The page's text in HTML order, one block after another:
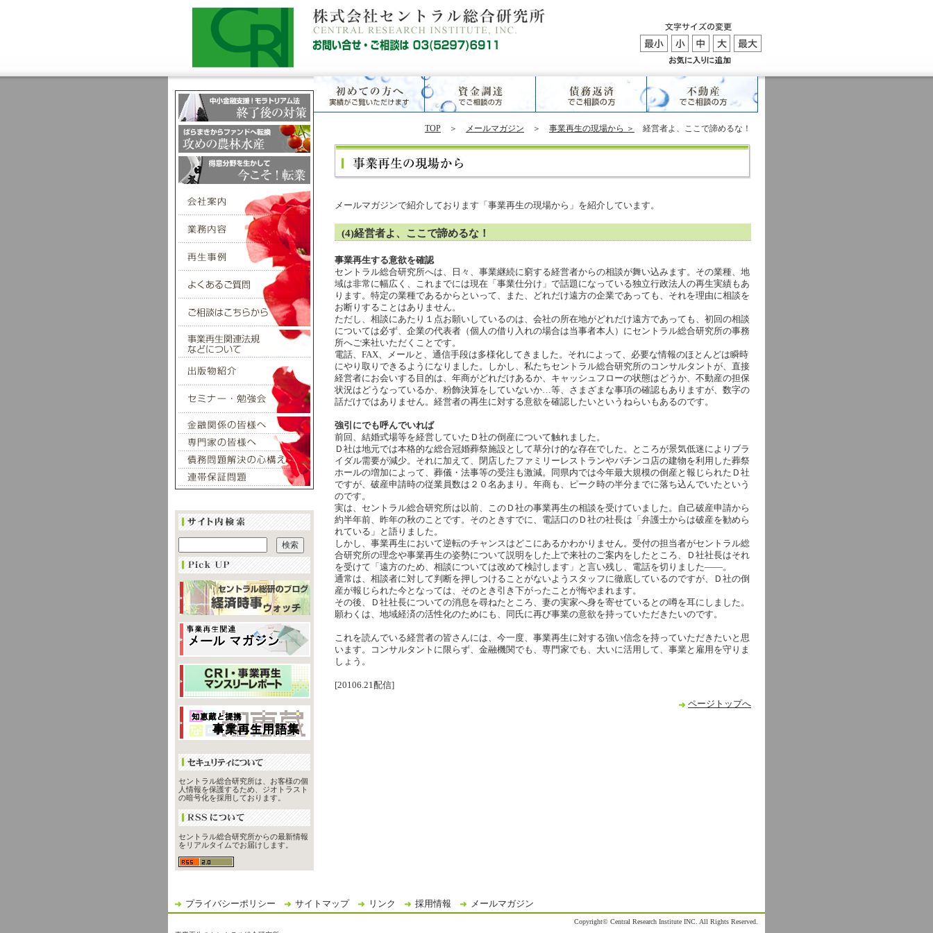
TOP ＞ メールマガジン ＞ 事業再生の現場から ＞ 経営者よ、ここで諦めるな！
メールマガジンで紹介しております「事業再生の現場から」を紹介しています。
(4)経営者よ、ここで諦めるな！
事業再生する意欲を確認
セントラル総合研究所へは、日々、事業継続に窮する経営者からの相談が舞い込みます。その業種、地
域は非常に幅広く、これまでには現在「事業仕分け」で話題になっている独立行政法人の再生実績もあ
ります。特定の業種であるからといって、また、どれだけ遠方の企業であっても、それを理由に相談を
お断りすることはありません。
ただし、相談にあたり１点お願いしているのは、会社の所在地がどれだけ遠方であっても、初回の相談
については必ず、企業の代表者（個人の借り入れの場合は当事者本人）にセントラル総合研究所の事務
所へご来社いただくことです。
電話、FAX、メールと、通信手段は多様化してきました。それによって、必要な情報のほとんどは瞬時
にやり取りできるようになりました。しかし、私たちセントラル総合研究所のコンサルタントが、直接
経営者にお会いする目的は、年商がどれだけあるか、キャッシュフローの状態はどうか、不動産の担保
状況はどうなっているか、粉飾決算をしていないか…等、さまざまな事項の確認もありますが、数字の
話だけではありません。経営者の再生に対する意欲を確認したいというねらいもあるのです。
強引にでも呼んでいれば
前回、結婚式場等を経営していたＤ社の倒産について触れました。
Ｄ社は地元では本格的な総合冠婚葬祭施設として草分け的な存在でした。ところが景気低迷によりブラ
イダル需要が減少。それに加えて、閉店したファミリーレストランやパチンコ店の建物を利用した葬祭
ホールの増加によって、葬儀・法事等の受注も激減。同県内では今年最大規模の倒産と報じられたＤ社
ですが、破産申請時の従業員数は２０名あまり。年商も、ピーク時の半分までに落ち込んでいたという
のです。
実は、セントラル総合研究所は以前、このＤ社の事業再生の相談を受けていました。自己破産申請から
約半年前、昨年の秋のことです。そのときすでに、電話口のＤ社の社長は「弁護士からは破産を勧めら
れている」と語りました。
しかし、事業再生において逆転のチャンスはどこにあるかわかりません。受付の担当者がセントラル総
合研究所の理念や事業再生の姿勢について説明をした上で来社のご案内をしたところ、Ｄ社社長はそれ
を受けて「遠方のため、相談については改めて検討します」と言い残し、電話を切りました――。
通常は、相談者に対して判断を押しつけることがないようスタッフに徹底しているのですが、Ｄ社の倒
産が報じられた今となっては、そのとき引き下がったことが悔やまれます。
その後、Ｄ社社長についての消息を尋ねたところ、妻の実家へ身を寄せているとの噂を耳にしました。
願わくは、地域経済の活性化のためにも、同氏に再び事業の意欲を持っていただきたいのです。
これを読んでいる経営者の皆さんには、今一度、事業再生に対する強い信念を持っていただきたいと思
います。コンサルタントに限らず、金融機関でも、専門家でも、大いに活用して、事業と雇用を守りま
しょう。
[20106.21配信]
ページトップへ
セントラル総合研究所は、お客様の個
人情報を保護するため、ジオトラスト
の暗号化を採用しております。
セントラル総合研究所からの最新情報
をリアルタイムでお届けします。
プライバシーポリシー サイトマップ リンク 採用情報 メールマガジン
Copyright© Central Research Institute INC. All Rights Reserved.